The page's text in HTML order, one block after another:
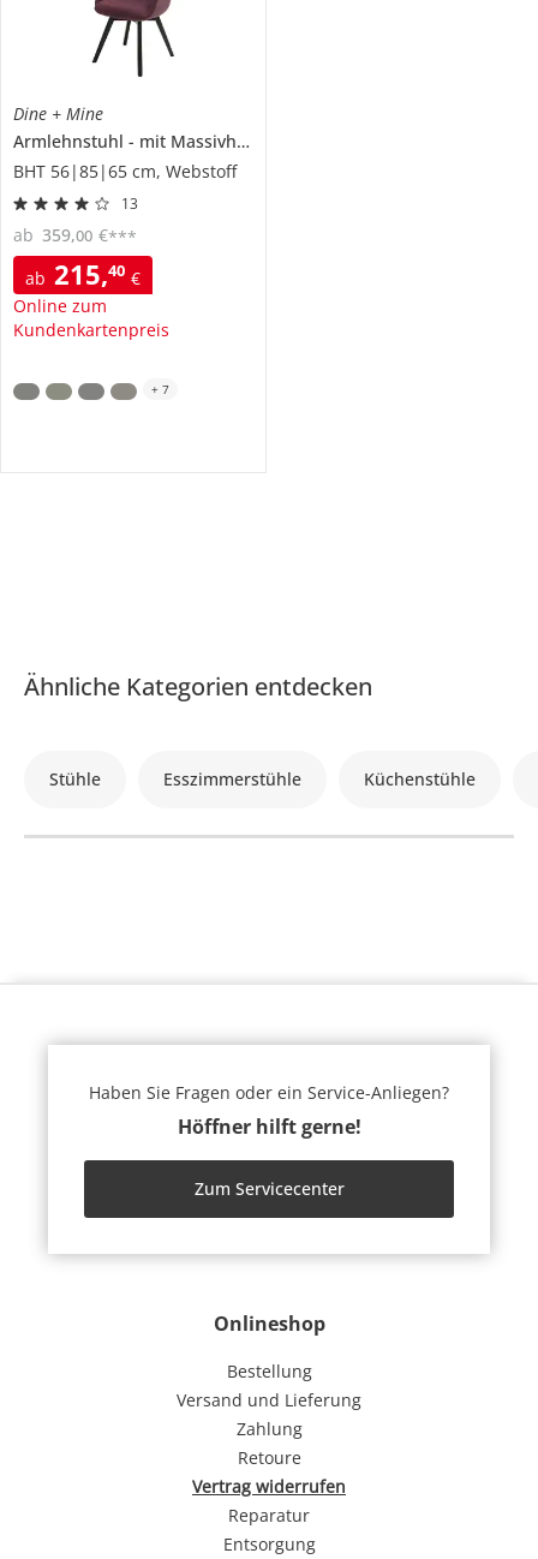
Dine + Mine
Armlehnstuhl
mit Massivholzgestell
BHT 56|85|65 cm, Webstoff
13
ab 215,40 €
Online zum
Kundenkartenpreis
ab 359,00 €***
+ 7
Ähnliche Kategorien entdecken
Stühle Esszimmerstühle Küchenstühle
Onlineshop
Bestellung
Versand und Lieferung
Zahlung
Retoure
Vertrag widerrufen
Reparatur
Entsorgung
Haben Sie Fragen oder ein Service-Anliegen?
Höffner hilft gerne!
Zum Servicecenter